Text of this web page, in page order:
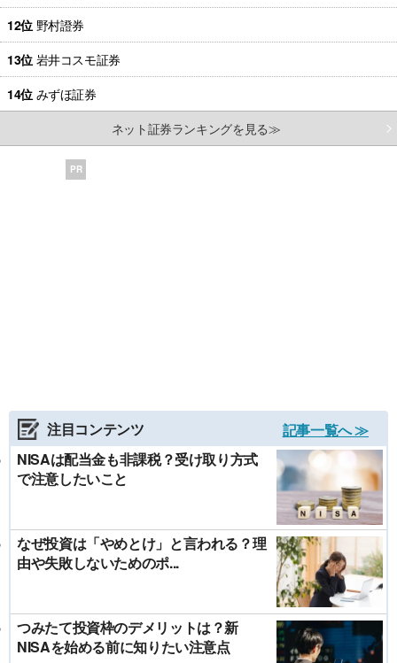
12位 野村證券
13位 岩井コスモ証券
14位 みずほ証券
ネット証券ランキングを見る≫
PR
注目コンテンツ
記事一覧へ ≫
NISAは配当金も非課税？受け取り方式
で注意したいこと
なぜ投資は「やめとけ」と言われる？理
由や失敗しないためのポ...
つみたて投資枠のデメリットは？新
NISAを始める前に知りたい注意点